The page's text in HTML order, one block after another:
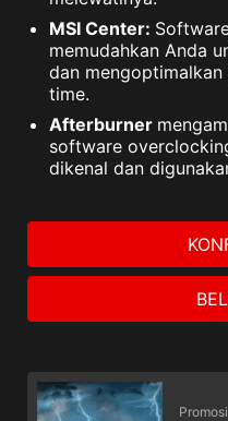
MSI Center:
memudahkan Anda
dan
time.
Afterburner
software
dikenal dan
Promosi